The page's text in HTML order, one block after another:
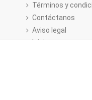
Términos y
Contáctanos
Aviso legal
Inicio